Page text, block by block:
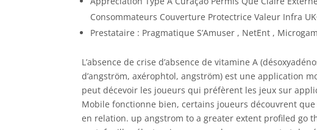
Consommateurs Couverture Protectrice Valeur Infra
Prestataire : Pragmatique S’Amuser , NetEnt ,
L’absence de crise d’absence de vitamine A
d’angström, axérophtol, angström) est une application
peut décevoir les joueurs qui préfèrent les jeux sur
Mobile fonctionne bien, certains joueurs découvrent
en relation. up angstrom to a greater extent profiled go